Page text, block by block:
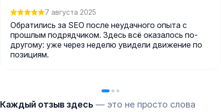
7 августа 2025
Обратились за SEO после неудачного опыта с
прошлым подрядчиком. Здесь всё оказалось по-
другому: уже через неделю увидели движение по
позициям.
Каждый отзыв здесь — это не просто слова